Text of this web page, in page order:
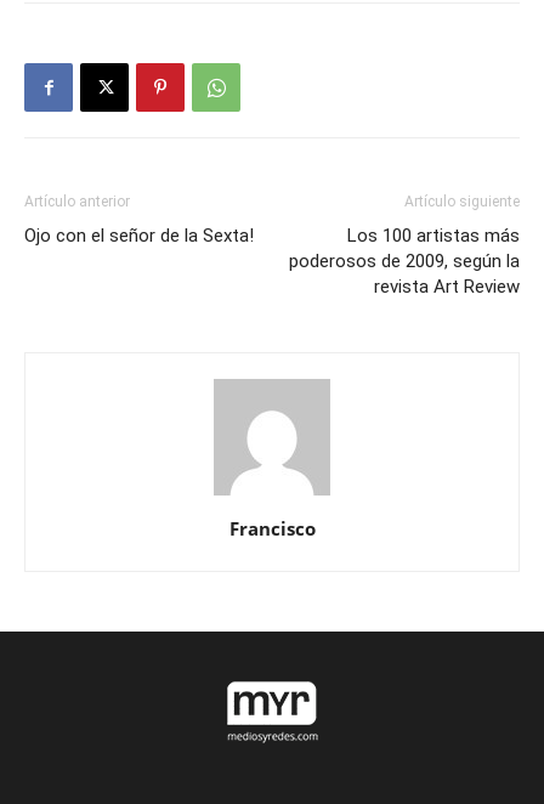
Artículo anterior
Ojo con el señor de la Sexta!
Artículo siguiente
Los 100 artistas más
poderosos de 2009, según la
revista Art Review
Francisco